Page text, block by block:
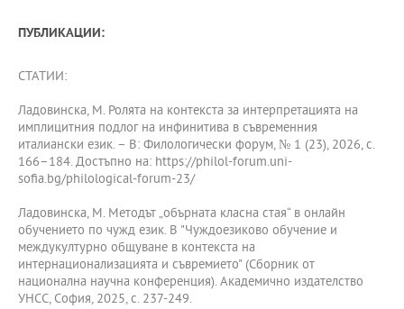
ПУБЛИКАЦИИ:
СТАТИИ:
Ладовинска, М. Ролята на контекста за интерпретацията на
имплицитния подлог на инфинитива в съвременния
италиански език. – В: Филологически форум, № 1 (23), 2026, с.
166–184. Достъпно на: https://philol-forum.uni-
sofia.bg/philological-forum-23/
Ладовинска, М. Методът „обърната класна стая“ в онлайн
обучението по чужд език. В "Чуждоезиково обучение и
междукултурно общуване в контекста на
интернационализацията и съвремието" (Сборник от
национална научна конференция). Академично издателство
УНСС, София, 2025, с. 237-249.